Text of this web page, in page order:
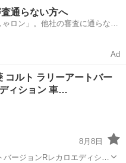
ＨＩ
ト
ライ
査通らない方へ
ロン」。他社の審査に通らなか
Ad
コルト ラリーアートバー
ィション 車…
8月8日
ージョンRレカロエディショ